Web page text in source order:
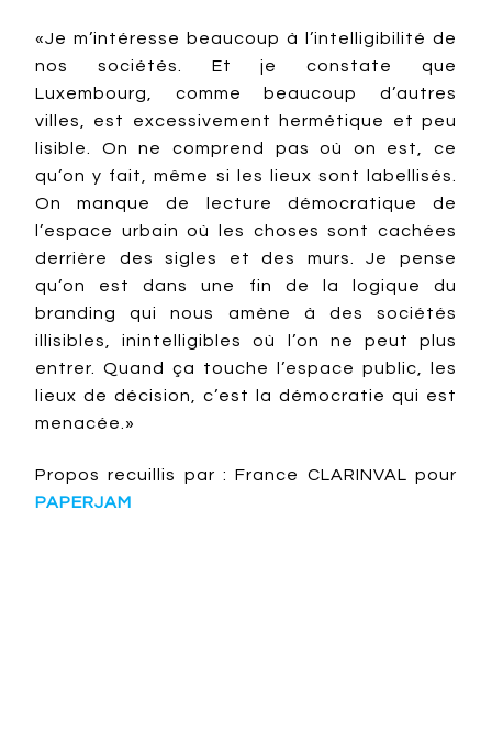
«Je m’intéresse beaucoup à l’intelligibilité de
nos sociétés. Et je constate que
Luxembourg, comme beaucoup d’autres
villes, est excessivement hermétique et peu
lisible. On ne comprend pas où on est, ce
qu’on y fait, même si les lieux sont labellisés.
On manque de lecture démocratique de
l’espace urbain où les choses sont cachées
derrière des sigles et des murs. Je pense
qu’on est dans une fin de la logique du
branding qui nous amène à des sociétés
illisibles, inintelligibles où l’on ne peut plus
entrer. Quand ça touche l’espace public, les
lieux de décision, c’est la démocratie qui est
menacée.»
Propos recuillis par : France CLARINVAL pour
PAPERJAM